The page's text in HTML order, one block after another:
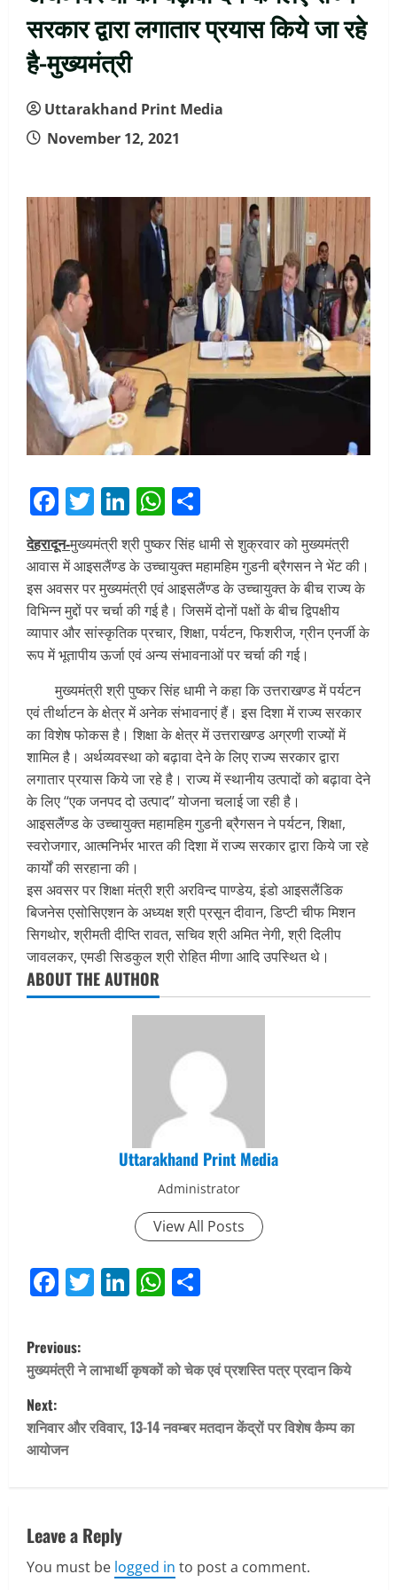
सरकार द्वारा लगातार प्रयास किये जा रहे
है-मुख्यमंत्री
Uttarakhand Print Media
November 12, 2021
Facebook
Twitter
LinkedIn
WhatsApp
देहरादून-मुख्यमंत्री श्री पुष्कर सिंह धामी से शुक्रवार को मुख्यमंत्री
आवास में आइसलैंण्ड के उच्चायुक्त महामहिम गुडनी ब्रैगसन ने भेंट की।
इस अवसर पर मुख्यमंत्री एवं आइसलैंण्ड के उच्चायुक्त के बीच राज्य के
विभिन्न मुद्दों पर चर्चा की गई है। जिसमें दोनों पक्षों के बीच द्विपक्षीय
व्यापार और सांस्कृतिक प्रचार, शिक्षा, पर्यटन, फिशरीज, ग्रीन एनर्जी के
रूप में भूतापीय ऊर्जा एवं अन्य संभावनाओं पर चर्चा की गई।
मुख्यमंत्री श्री पुष्कर सिंह धामी ने कहा कि उत्तराखण्ड में पर्यटन
एवं तीर्थाटन के क्षेत्र में अनेक संभावनाएं हैं। इस दिशा में राज्य सरकार
का विशेष फोकस है। शिक्षा के क्षेत्र में उत्तराखण्ड अग्रणी राज्यों में
शामिल है। अर्थव्यवस्था को बढ़ावा देने के लिए राज्य सरकार द्वारा
लगातार प्रयास किये जा रहे है। राज्य में स्थानीय उत्पादों को बढ़ावा देने
के लिए ‘‘एक जनपद दो उत्पाद’’ योजना चलाई जा रही है।
आइसलैंण्ड के उच्चायुक्त महामहिम गुडनी ब्रैगसन ने पर्यटन, शिक्षा,
स्वरोजगार, आत्मनिर्भर भारत की दिशा में राज्य सरकार द्वारा किये जा रहे
कार्यों की सरहाना की।
इस अवसर पर शिक्षा मंत्री श्री अरविन्द पाण्डेय, इंडो आइसलैंडिक
बिजनेस एसोसिएशन के अध्यक्ष श्री प्रसून दीवान, डिप्टी चीफ मिशन
सिगथोर, श्रीमती दीप्ति रावत, सचिव श्री अमित नेगी, श्री दिलीप
जावलकर, एमडी सिडकुल श्री रोहित मीणा आदि उपस्थित थे।
ABOUT THE AUTHOR
Uttarakhand Print Media
Administrator
View All Posts
Facebook
Twitter
LinkedIn
WhatsApp
P
o
s
t
a
v
Previous:
मुख्यमंत्री ने लाभार्थी कृषकों को चेक एवं प्रशस्ति पत्र प्रदान किये
Next:
शनिवार और रविवार, 13-14 नवम्बर मतदान केंद्रों पर विशेष कैम्प का
आयोजन
Leave a Reply
You must be logged in to post a comment.